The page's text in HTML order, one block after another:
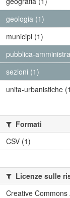
geologia (1)
municipi (1)
pubblica-
sezioni (1)
unita-urbanistiche
Formati
CSV (1)
Licenze sulle
Creative Commons